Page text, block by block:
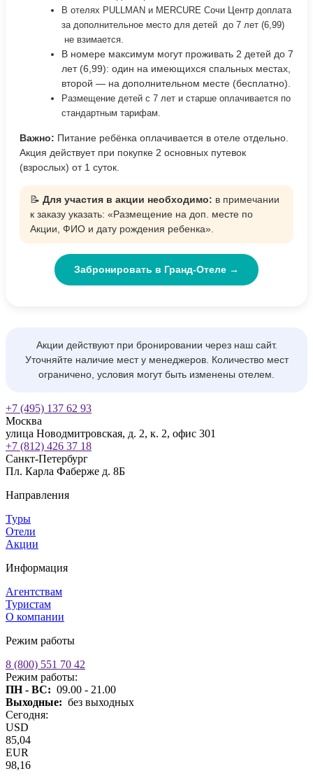
В отелях PULLMAN и MERCURE Сочи Центр доплата
за дополнительное место для детей до 7 лет (6,99)
не взимается.
В номере максимум могут проживать 2 детей до 7
лет (6,99): один на имеющихся спальных местах,
второй — на дополнительном месте (бесплатно).
Размещение детей c 7 лет и старше оплачивается по
стандартным тарифам.
Важно: Питание ребёнка оплачивается в отеле отдельно.
Акция действует при покупке 2 основных путевок
(взрослых) от 1 суток.
📝 Для участия в акции необходимо: в примечании
к заказу указать: «Размещение на доп. месте по
Акции, ФИО и дату рождения ребенка».
Забронировать в Гранд-Отеле →
Акции действуют при бронировании через наш сайт.
Уточняйте наличие мест у менеджеров. Количество мест
ограничено, условия могут быть изменены отелем.
+7 (495) 137 62 93
Москва
улица Новодмитровская, д. 2, к. 2, офис 301
+7 (812) 426 37 18
Санкт-Петербург
Пл. Карла Фаберже д. 8Б
Направления
Туры
Отели
Акции
Информация
Агентствам
Туристам
О компании
Режим работы
8 (800) 551 70 42
Режим работы:
ПН - ВС: 09.00 - 21.00
Выходные: без выходных
Сегодня:
USD
85,04
EUR
98,16